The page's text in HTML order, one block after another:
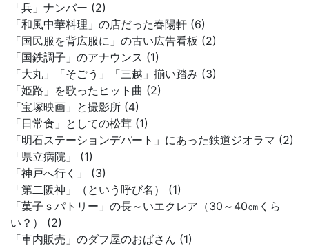
「兵」ナンバー (2)
「和風中華料理」の店だった春陽軒 (6)
「国民服を背広服に」の古い広告看板 (2)
「国鉄調子」のアナウンス (1)
「大丸」「そごう」「三越」揃い踏み (3)
「姫路」を歌ったヒット曲 (2)
「宝塚映画」と撮影所 (4)
「日常食」としての松茸 (1)
「明石ステーションデパート」にあった鉄道ジオラマ (2)
「県立病院」 (1)
「神戸へ行く」 (3)
「第二阪神」（という呼び名） (1)
「菓子ｓパトリー」の長～いエクレア（30～40㎝くら
い？） (2)
「車内販売」のダフ屋のおばさん (1)